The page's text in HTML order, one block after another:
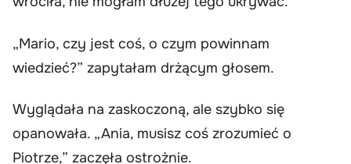
„Mario, czy jest coś, o czym powinnam
wiedzieć?” zapytałam drżącym głosem.
Wyglądała na zaskoczoną, ale szybko się
opanowała. „Ania, musisz coś zrozumieć o
Piotrze,” zaczęła ostrożnie.